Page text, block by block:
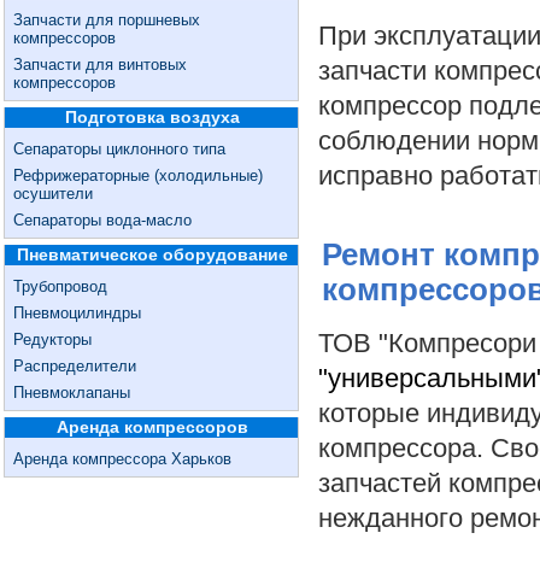
Запчасти для поршневых
компрессоров
Запчасти для винтовых
компрессоров
Подготовка воздуха
Сепараторы циклонного типа
Рефрижераторные (холодильные)
осушители
Сепараторы вода-масло
Пневматическое оборудование
Трубопровод
Пневмоцилиндры
Редукторы
Распределители
Пневмоклапаны
Аренда компрессоров
Аренда компрессора Харьков
При
запчасти
компрессор
соблюдении норм
исправно
Ремонт
ТОВ "Компресори
которые
компрессора.
запчастей
нежданного